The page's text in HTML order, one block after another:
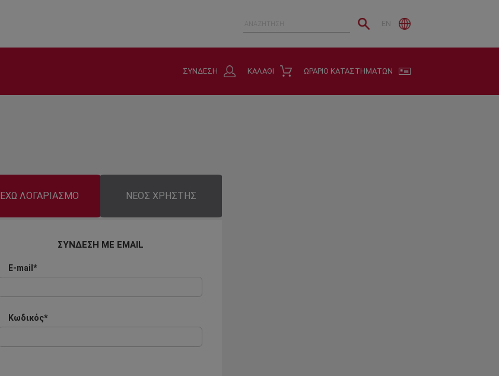
EN
ΩΡΑΡΙΟ ΚΑΤΑΣΤΗΜΑΤΩΝ
ΚΑΛΑΘΙ
ΣΥΝΔΕΣΗ
ΕΧΩ ΛΟΓΑΡΙΑΣΜΟ ΝΕΟΣ ΧΡΗΣΤΗΣ
ΣΥΝΔΕΣΗ ΜΕ EMAIL
E-mail*
Κωδικός*